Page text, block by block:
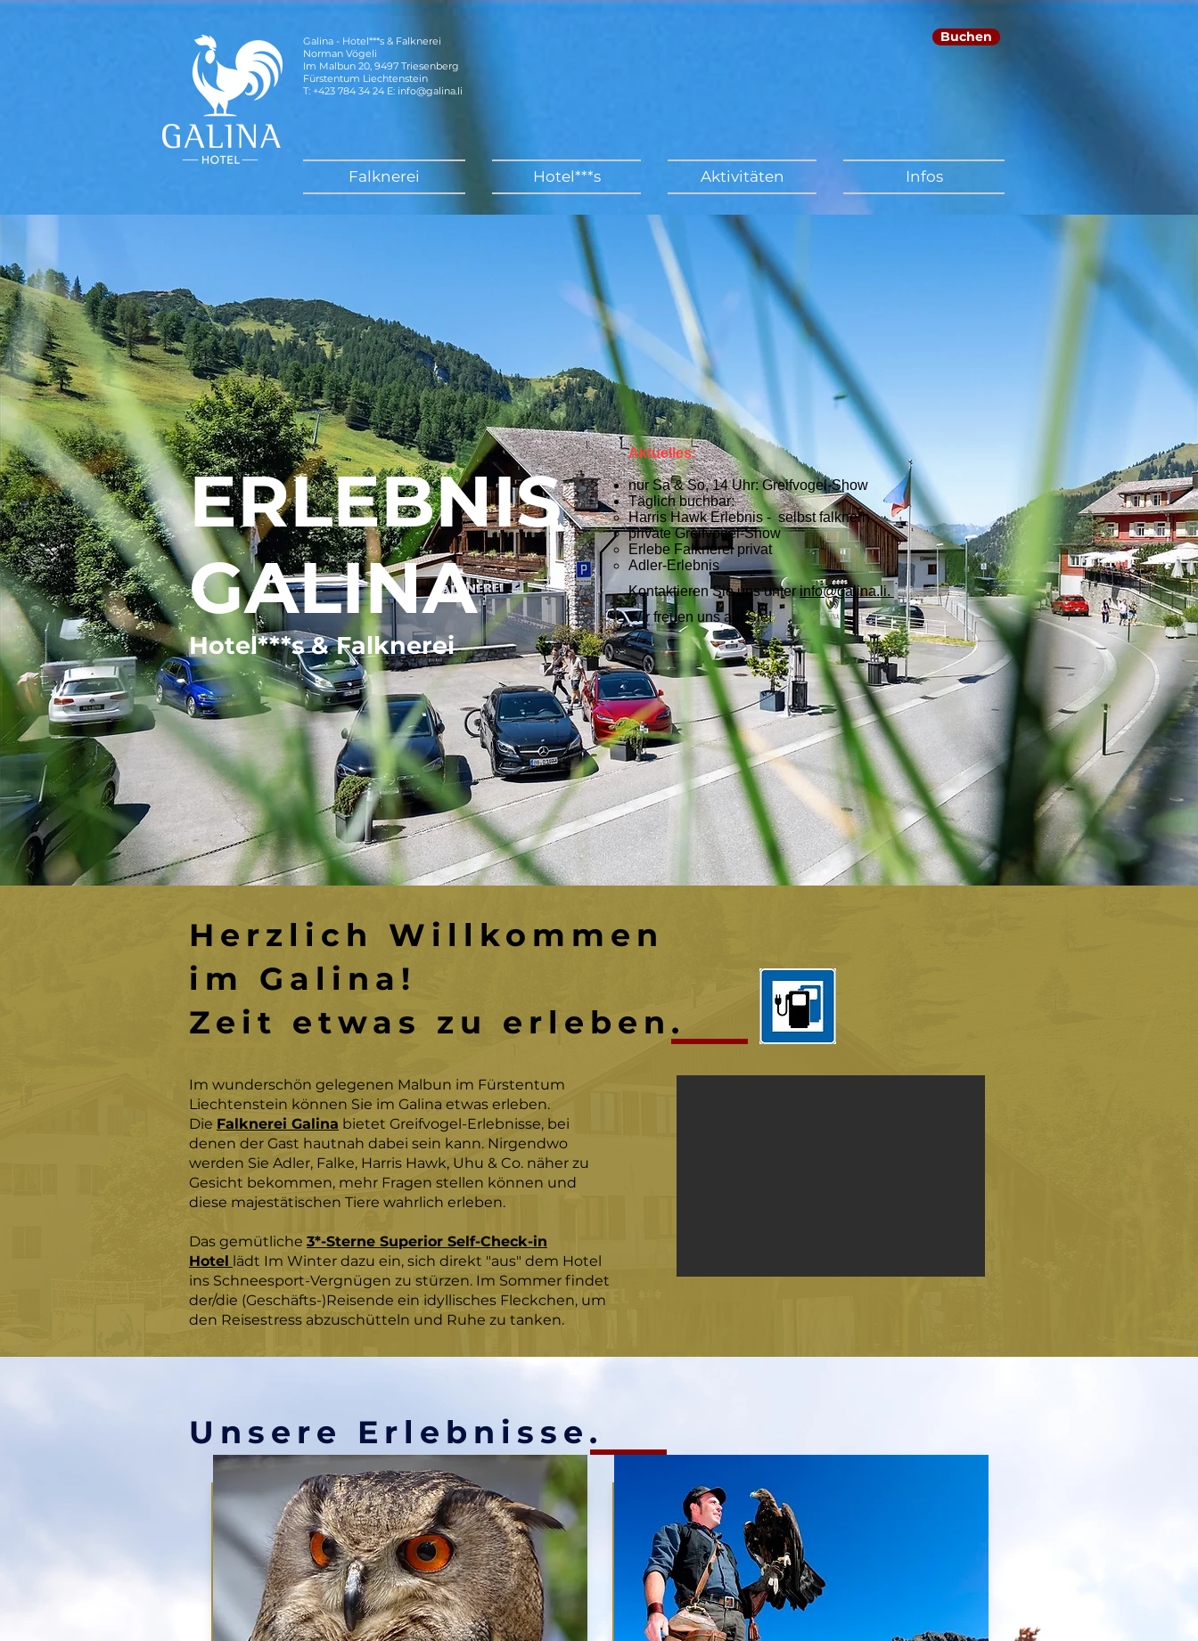
Galina - Hotel***s & Falknerei
Norman Vögeli
Im Malbun 20, 9497 Triesenberg
Fürstentum Liechtenstein
T: +423 784 34 24 E: info@galina.li
Buchen
Falknerei Hotel***s Aktivitäten Infos
ERLEBNIS
GALINA
Hotel***s & Falknerei
Aktuelles:
nur Sa & So, 14 Uhr: Greifvogel-Show
Täglich buchbar:
Harris Hawk Erlebnis - selbst falknern
private Greifvogel-Show
Erlebe Falknerei privat
Adler-Erlebnis
Kontaktieren Sie uns unterinfo@galina.li.
Wir freuen uns auf Sie!
Herzlich Willkommen
im Galina!
Zeit etwas zu erleben.
Im wunderschön gelegenen Malbun im Fürstentum
Liechtenstein können Sie im Galina etwas erleben.
Die Falknerei Galina bietet Greifvogel-Erlebnisse, bei
denen der Gast hautnah dabei sein kann. Nirgendwo
werden Sie Adler, Falke, Harris Hawk, Uhu & Co. näher zu
Gesicht bekommen, mehr Fragen stellen können und
diese majestätischen Tiere wahrlich erleben.
Das gemütliche 3*-Sterne Superior Self-Check-in
Hotel lädt Im Winter dazu ein, sich direkt "aus" dem Hotel
ins Schneesport-Vergnügen zu stürzen. Im Sommer findet
der/die (Geschäfts-)Reisende ein idyllisches Fleckchen, um
den Reisestress abzuschütteln und Ruhe zu tanken.
Unsere Erlebnisse.